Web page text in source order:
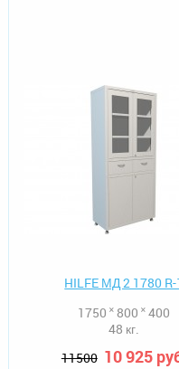
HILFE МД 2 1780
1750 ˟ 800 ˟ 400
48 кг.
11500 10 925